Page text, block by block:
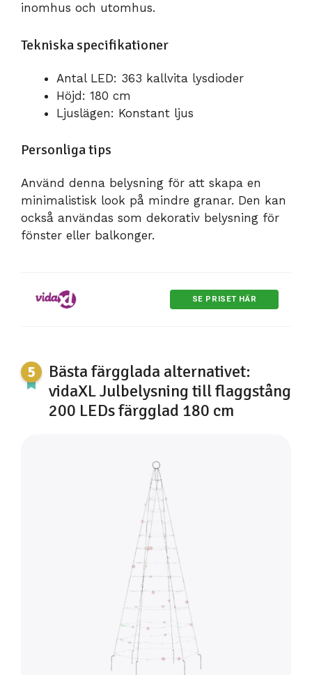
inomhus och utomhus.
Tekniska specifikationer
Antal LED: 363 kallvita lysdioder
Höjd: 180 cm
Ljuslägen: Konstant ljus
Personliga tips
Använd denna belysning för att skapa en
minimalistisk look på mindre granar. Den kan
också användas som dekorativ belysning för
fönster eller balkonger.
SE PRISET HÄR
Bästa färgglada alternativet:
vidaXL Julbelysning till flaggstång
200 LEDs färgglad 180 cm